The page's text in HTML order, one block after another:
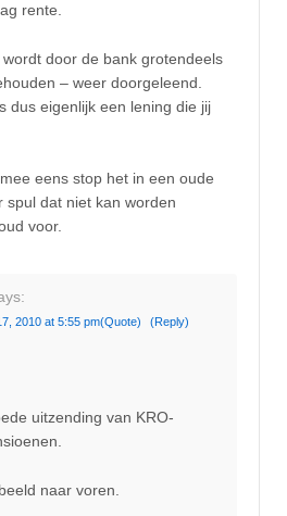
rente.
door de bank grotendeels
– weer doorgeleend.
dus eigenlijk een lening die jij
eens stop het in een oude
spul dat niet kan worden
voor.
2010 at 5:55 pm(Quote) (Reply)
uitzending van KRO-
naar voren.